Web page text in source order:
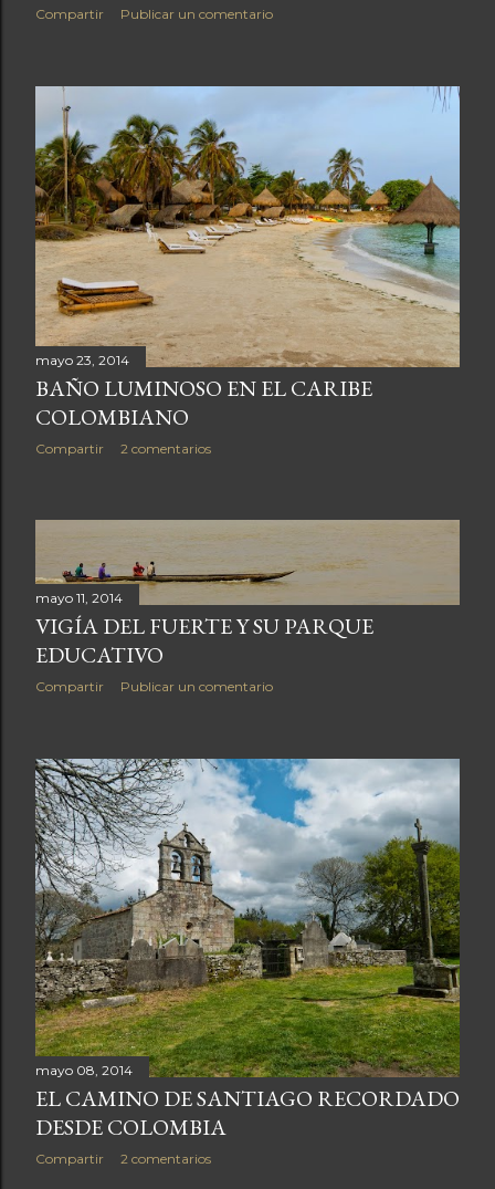
Compartir Publicar un comentario
mayo 23, 2014
BAÑO LUMINOSO EN EL CARIBE
COLOMBIANO
Compartir 2 comentarios
mayo 11, 2014
VIGÍA DEL FUERTE Y SU PARQUE
EDUCATIVO
Compartir Publicar un comentario
mayo 08, 2014
EL CAMINO DE SANTIAGO RECORDADO
DESDE COLOMBIA
Compartir 2 comentarios